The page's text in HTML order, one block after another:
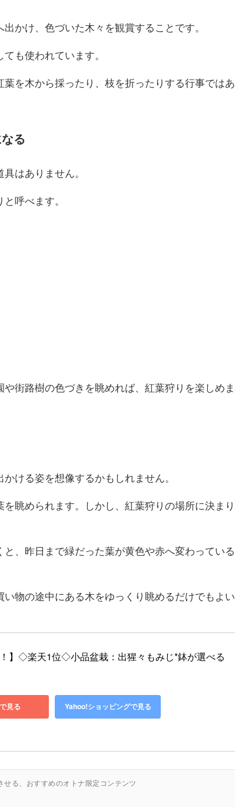
かけ、色づいた木々を観賞することです。
も使われています。
葉を木から採ったり、枝を折ったりする行事ではあ
る
はありません。
呼べます。
街路樹の色づきを眺めれば、紅葉狩りを楽しめま
ける姿を想像するかもしれません。
眺められます。しかし、紅葉狩りの場所に決まり
、昨日まで緑だった葉が黄色や赤へ変わっている
物の途中にある木をゆっくり眺めるだけでもよい
！】◇楽天1位◇小品盆栽：出猩々もみじ*鉢が選べる
見る Yahoo!ショッピングで見る
せる、おすすめのオトナ限定コンテンツ